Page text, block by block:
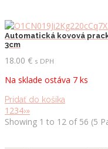
Automatická kovová
3cm
18.00 € s DPH
Na sklade ostáva 7 ks
Pridať do košíka
1 234›»
Showing 1 to 12 of 56 (5